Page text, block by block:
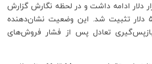
۶۷ هزار دلار ادامه داشت و در لحظه نگارش گزارش
در ۶۶ هزار و ۵۷۴ دلار تثبیت شد. این وضعیت نشان‌دهنده
بازپس‌گیری تعادل پس از فشار فروش‌های